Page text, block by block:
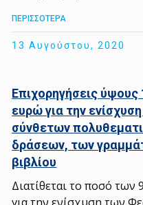
ΠΕΡΙΣΣΟΤΕΡΑ
13 Αυγούστου, 2020
Επιχορηγήσεις ύψους
ευρώ για την
σύνθετων
δράσεων, των
βιβλίου
Διατίθεται το ποσό των
για την ενίσχυση των